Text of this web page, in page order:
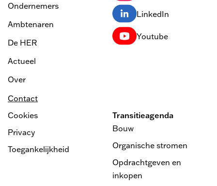
Ondernemers
Ambtenaren
De HER
Actueel
Over
Contact
LinkedIn
Youtube
Cookies
Privacy
Toegankelijkheid
Transitieagenda
Bouw
Organische stromen
Opdrachtgeven en
inkopen